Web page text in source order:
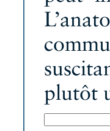
plutôt
for: